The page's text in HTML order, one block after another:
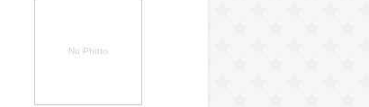
No Photo